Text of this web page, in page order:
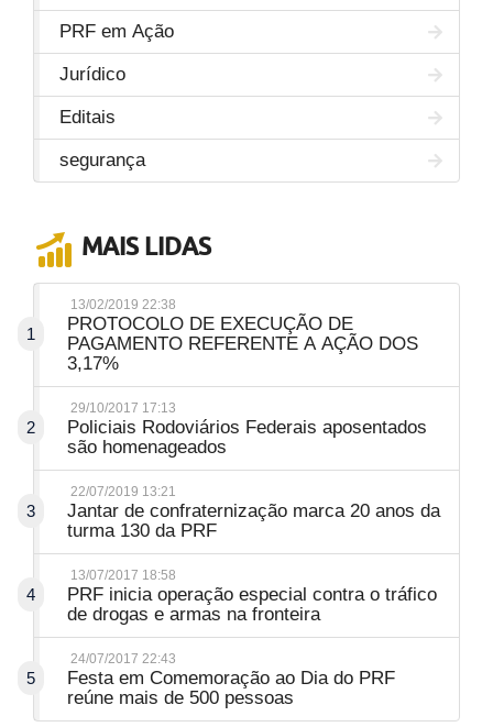
PRF em Ação
Jurídico
Editais
segurança
MAIS LIDAS
1
13/02/2019 22:38
PROTOCOLO DE EXECUÇÃO DE
PAGAMENTO REFERENTE A AÇÃO DOS
3,17%
2
29/10/2017 17:13
Policiais Rodoviários Federais aposentados
são homenageados
3
22/07/2019 13:21
Jantar de confraternização marca 20 anos da
turma 130 da PRF
4
13/07/2017 18:58
PRF inicia operação especial contra o tráfico
de drogas e armas na fronteira
5
24/07/2017 22:43
Festa em Comemoração ao Dia do PRF
reúne mais de 500 pessoas